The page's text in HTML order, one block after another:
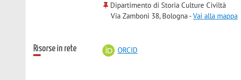
Dipartimento di Storia Culture Civiltà
Via Zamboni 38, Bologna -Vai alla mappa
Risorse in rete ORCID